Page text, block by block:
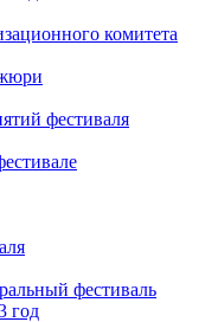
комитета
фестиваля
фестиваль
год